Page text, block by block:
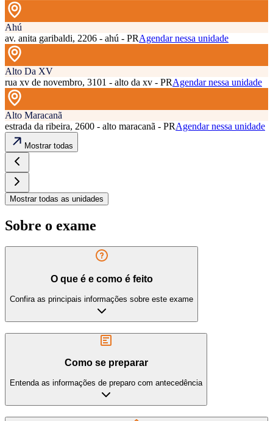
Ahú
av. anita garibaldi, 2206 - ahú - PRAgendar nessa unidade
Alto Da XV
rua xv de novembro, 3101 - alto da xv - PRAgendar nessa unidade
Alto Maracanã
estrada da ribeira, 2600 - alto maracanã - PRAgendar nessa unidade
Mostrar todas
Mostrar todas as unidades
Sobre o exame
O que é e como é feito
Confira as principais informações sobre este exame
Como se preparar
Entenda as informações de preparo com antecedência